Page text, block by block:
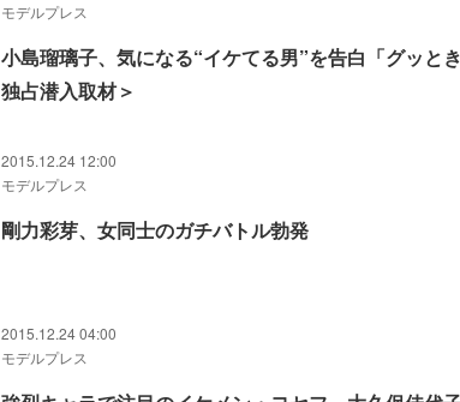
モデルプレス
小島瑠璃子、気になる“イケてる男”を告白「グッと
独占潜入取材＞
2015.12.24 12:00
モデルプレス
剛力彩芽、女同士のガチバトル勃発
2015.12.24 04:00
モデルプレス